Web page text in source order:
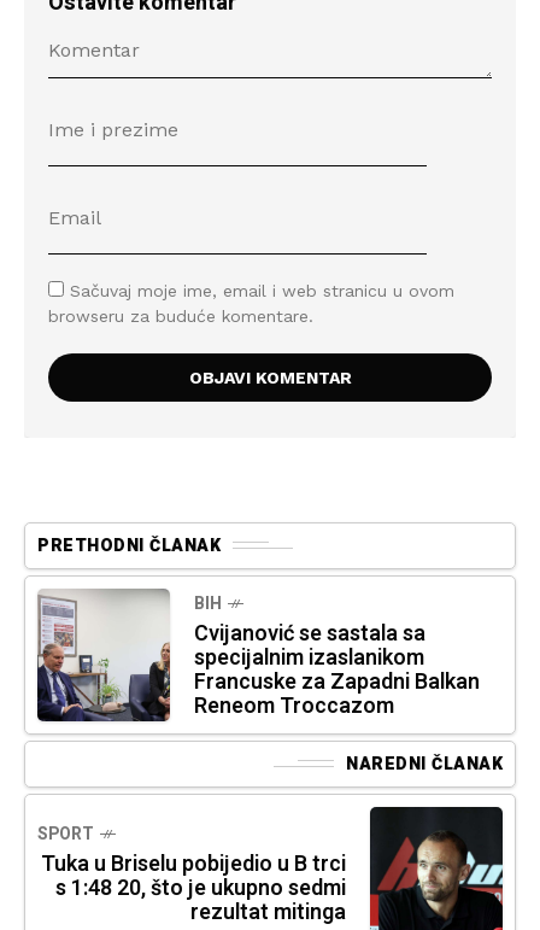
Sačuvaj moje ime, email i web stranicu u ovom
browseru za buduće komentare.
PRETHODNI ČLANAK
BIH
Cvijanović se sastala sa
specijalnim izaslanikom
Francuske za Zapadni Balkan
Reneom Troccazom
NAREDNI ČLANAK
SPORT
Tuka u Briselu pobijedio u B trci
s 1:48 20, što je ukupno sedmi
rezultat mitinga